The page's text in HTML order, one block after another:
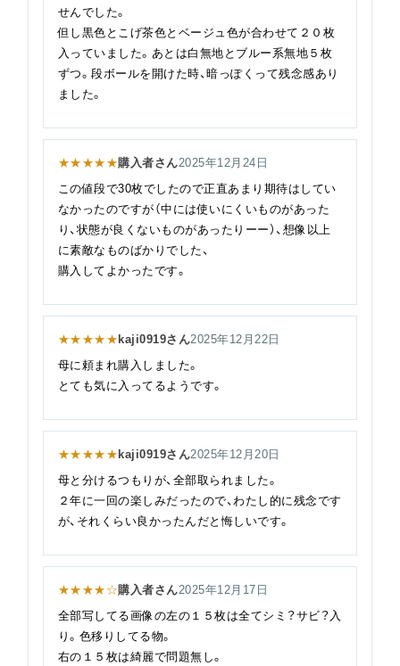
せんでした。
但し黒色とこげ茶色とベージュ色が合わせて２０枚
入っていました。あとは白無地とブルー系無地５枚
ずつ。段ボールを開けた時、暗っぽくって残念感あり
ました。
★★★★★ 購入者さん2025年12月24日
この値段で30枚でしたので正直あまり期待はしてい
なかったのですが（中には使いにくいものがあった
り、状態が良くないものがあったりーー）、想像以上
に素敵なものばかりでした、
購入してよかったです。
★★★★★ kaji0919さん2025年12月22日
母に頼まれ購入しました。
とても気に入ってるようです。
★★★★★ kaji0919さん2025年12月20日
母と分けるつもりが、全部取られました。
２年に一回の楽しみだったので、わたし的に残念です
が、それくらい良かったんだと悔しいです。
★★★★☆ 購入者さん2025年12月17日
全部写してる画像の左の１５枚は全てシミ？サビ？入
り。色移りしてる物。
右の１５枚は綺麗で問題無し。